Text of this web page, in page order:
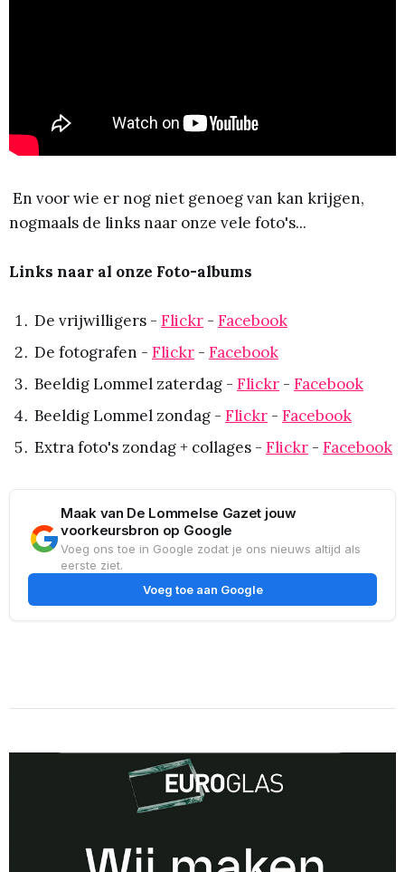
En voor wie er nog niet genoeg van kan krijgen,
nogmaals de links naar onze vele foto's...
Links naar al onze Foto-albums
De vrijwilligers - Flickr - Facebook
De fotografen - Flickr - Facebook
Beeldig Lommel zaterdag - Flickr - Facebook
Beeldig Lommel zondag - Flickr - Facebook
Extra foto's zondag + collages - Flickr - Facebook
Maak van De Lommelse Gazet jouw
voorkeursbron op Google
Voeg ons toe in Google zodat je ons nieuws altijd als
eerste ziet.
Voeg toe aan Google